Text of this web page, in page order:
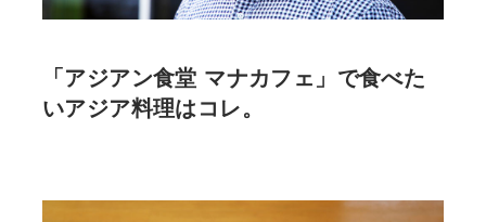
「アジアン食堂 マナカフェ」で食べた
いアジア料理はコレ。